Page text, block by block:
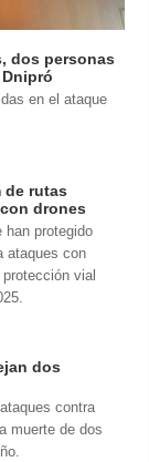
dos personas
en el ataque
de rutas
drones
han protegido
ataques con
vial
dos
contra
muerte de dos